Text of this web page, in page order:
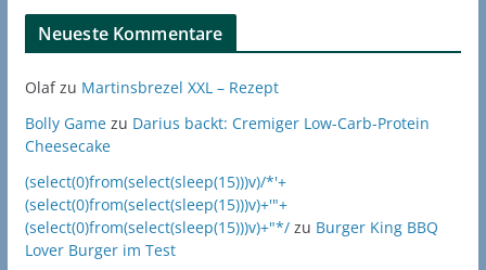
Neueste Kommentare
Olafzu Martinsbrezel XXL – Rezept
Bolly Gamezu Darius backt: Cremiger Low-Carb-Protein
Cheesecake
(select(0)from(select(sleep(15)))v)/*'+
(select(0)from(select(sleep(15)))v)+'"+
(select(0)from(select(sleep(15)))v)+"*/zu Burger King BBQ
Lover Burger im Test